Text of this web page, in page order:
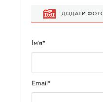
ДОДАТИ
Ім'я*
Email *